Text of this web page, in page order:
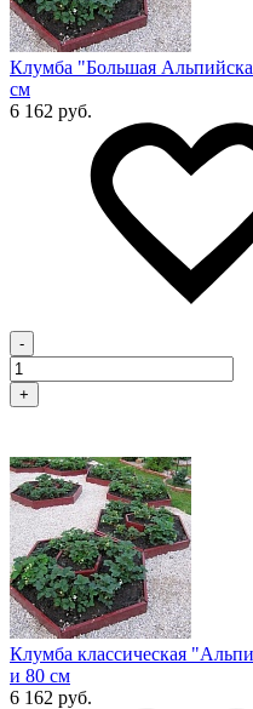
Клумба "Большая
см
6 162 руб.
-
+
Клумба классическая
и 80 см
6 162 руб.